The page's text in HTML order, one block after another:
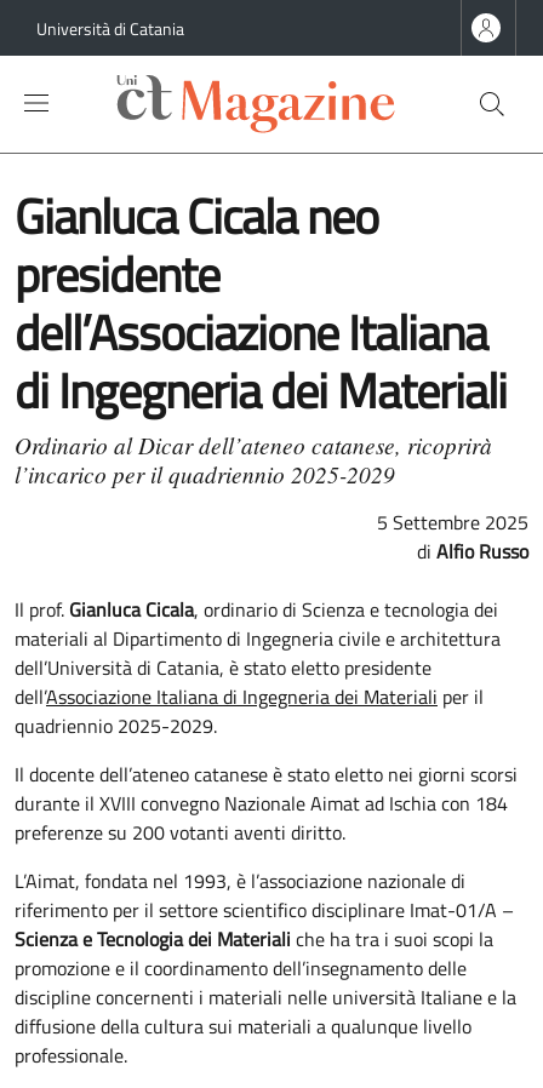
Università di Catania
Gianluca Cicala neo
presidente
dell’Associazione Italiana
di Ingegneria dei Materiali
Ordinario al Dicar dell’ateneo catanese, ricoprirà
l’incarico per il quadriennio 2025-2029
5 Settembre 2025
Alfio Russo
Il prof. Gianluca Cicala, ordinario di Scienza e tecnologia dei
materiali al Dipartimento di Ingegneria civile e architettura
dell’Università di Catania, è stato eletto presidente
dell’Associazione Italiana di Ingegneria dei Materiali per il
quadriennio 2025-2029.
Il docente dell’ateneo catanese è stato eletto nei giorni scorsi
durante il XVIII convegno Nazionale Aimat ad Ischia con 184
preferenze su 200 votanti aventi diritto.
L’Aimat, fondata nel 1993, è l’associazione nazionale di
riferimento per il settore scientifico disciplinare Imat-01/A –
Scienza e Tecnologia dei Materiali che ha tra i suoi scopi la
promozione e il coordinamento dell’insegnamento delle
discipline concernenti i materiali nelle università Italiane e la
diffusione della cultura sui materiali a qualunque livello
professionale.